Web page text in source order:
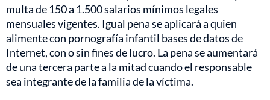
multa de 150 a 1.500 salarios mínimos legales
mensuales vigentes. Igual pena se aplicará a quien
alimente con pornografía infantil bases de datos de
Internet, con o sin fines de lucro. La pena se aumentará
de una tercera parte a la mitad cuando el responsable
sea integrante de la familia de la víctima.